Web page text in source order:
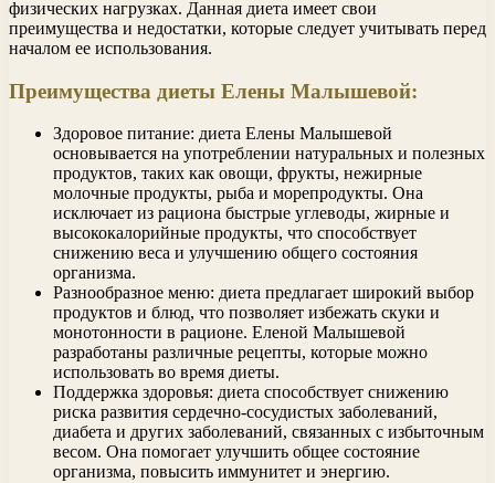
физических нагрузках. Данная диета имеет свои
преимущества и недостатки, которые следует учитывать перед
началом ее использования.
Преимущества диеты Елены Малышевой:
Здоровое питание: диета Елены Малышевой
основывается на употреблении натуральных и полезных
продуктов, таких как овощи, фрукты, нежирные
молочные продукты, рыба и морепродукты. Она
исключает из рациона быстрые углеводы, жирные и
высококалорийные продукты, что способствует
снижению веса и улучшению общего состояния
организма.
Разнообразное меню: диета предлагает широкий выбор
продуктов и блюд, что позволяет избежать скуки и
монотонности в рационе. Еленой Малышевой
разработаны различные рецепты, которые можно
использовать во время диеты.
Поддержка здоровья: диета способствует снижению
риска развития сердечно-сосудистых заболеваний,
диабета и других заболеваний, связанных с избыточным
весом. Она помогает улучшить общее состояние
организма, повысить иммунитет и энергию.